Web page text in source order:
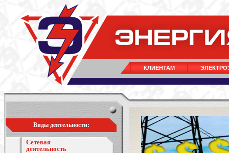
КЛИЕНТАМ
Виды деятельности:
Сетевая
деятельность